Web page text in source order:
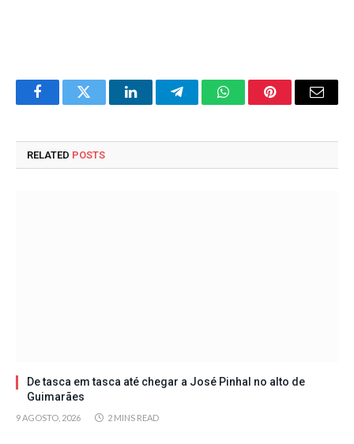
FacebookTwitter LinkedInTelegramWhatsAppPinterestEmail
RELATED POSTS
De tasca em tasca até chegar a José Pinhal no alto de
Guimarães
9 AGOSTO, 2026 2 MINS READ